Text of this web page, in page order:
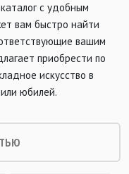
с удобным
вам быстро найти
вашим
приобрести по
искусство в
юбилей.